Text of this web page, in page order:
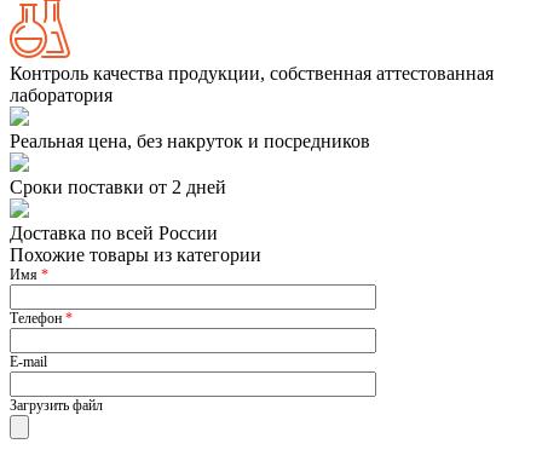
Контроль качества продукции, собственная аттестованная
лаборатория
Реальная цена, без накруток и посредников
Сроки поставки от 2 дней
Доставка по всей России
Похожие товары из категории
Имя *
Телефон *
E-mail
Загрузить файл